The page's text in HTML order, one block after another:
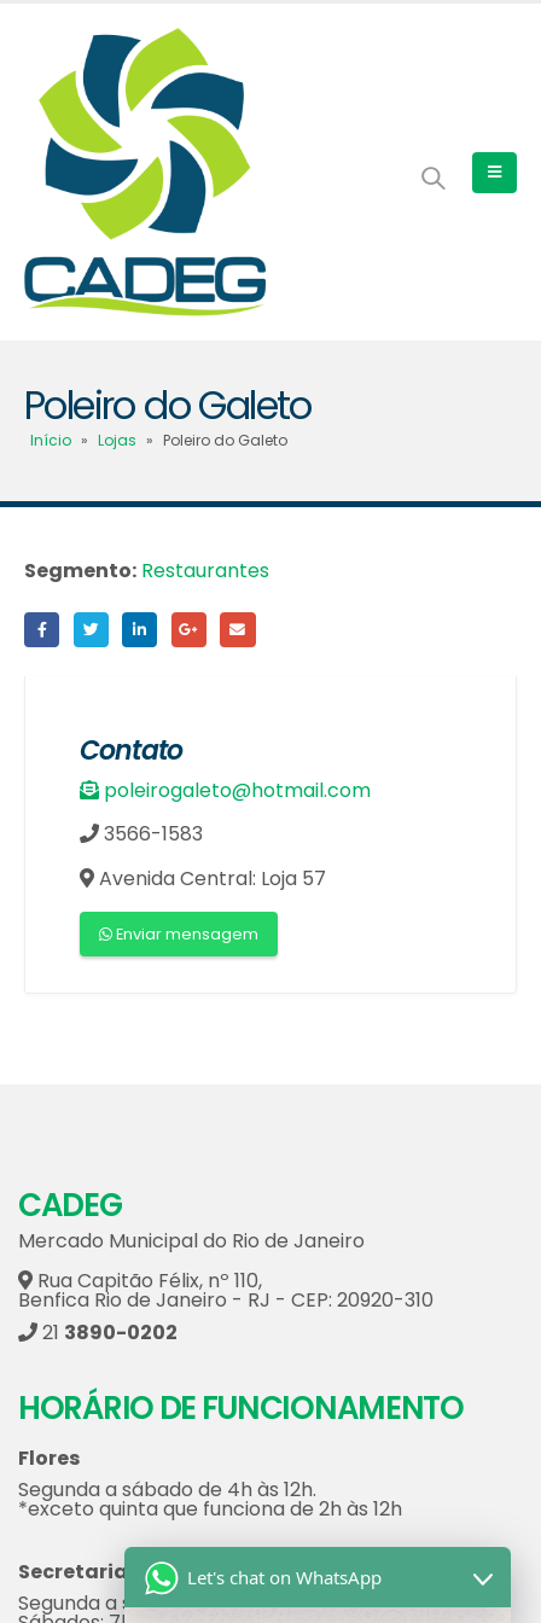
Poleiro do Galeto
Início » Lojas » Poleiro do Galeto
Segmento: Restaurantes
Contato
poleirogaleto@hotmail.com
3566-1583
Avenida Central: Loja 57
Enviar mensagem
CADEG
Mercado Municipal do Rio de Janeiro
Rua Capitão Félix, nº 110,
Benfica Rio de Janeiro - RJ - CEP: 20920-310
21 3890-0202
HORÁRIO DE FUNCIONAMENTO
Flores
Segunda a sábado de 4h às 12h.
*exceto quinta que funciona de 2h às 12h
Secretaria
Segunda a sexta: 7h às 17h
Let's chat on WhatsApp